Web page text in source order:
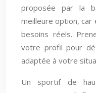
proposée par la
meilleure option,
besoins réels.
votre profil pour
adaptée à votre
Un sportif de